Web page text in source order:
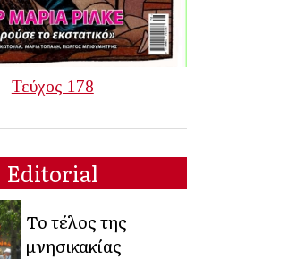
Τεύχος 178
Editorial
Το τέλος της
μνησικακίας